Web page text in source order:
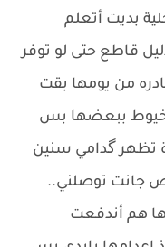
بديت أتعلم
قاطع حتى لو توفر
​من يومها بقت
ببعضها بس
تظهر گدامي سنين
جانت توصلني..
هم أندفعت